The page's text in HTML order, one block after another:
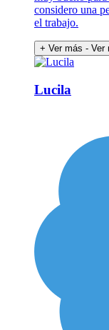
considero una
el trabajo.
+ Ver más - Ver
Lucila